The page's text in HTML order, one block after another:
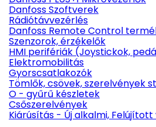
Danfoss Szoftverek
Rádiótávvezérlés
Danfoss Remote Control
Szenzorok, érzékelők
HMI perifériák (Joystickok,
Elektromobilitás
Gyorscsatlakozók
Tömlők, csövek, szerelvények
O - gyűrű készletek
Csőszerelvények
Kiárúsítás - Új alkalmi, Felújított